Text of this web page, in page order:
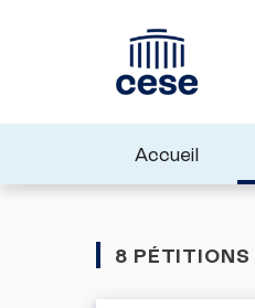
Accueil
8 PÉTITIONS